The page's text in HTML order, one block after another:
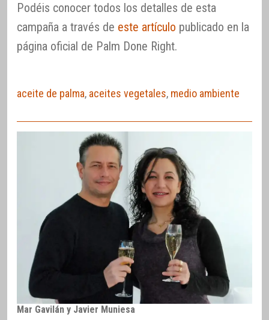
Podéis conocer todos los detalles de esta
campaña a través de este artículo publicado en la
página oficial de Palm Done Right.
aceite de palma, aceites vegetales, medio ambiente
Mar Gavilán y Javier Muniesa